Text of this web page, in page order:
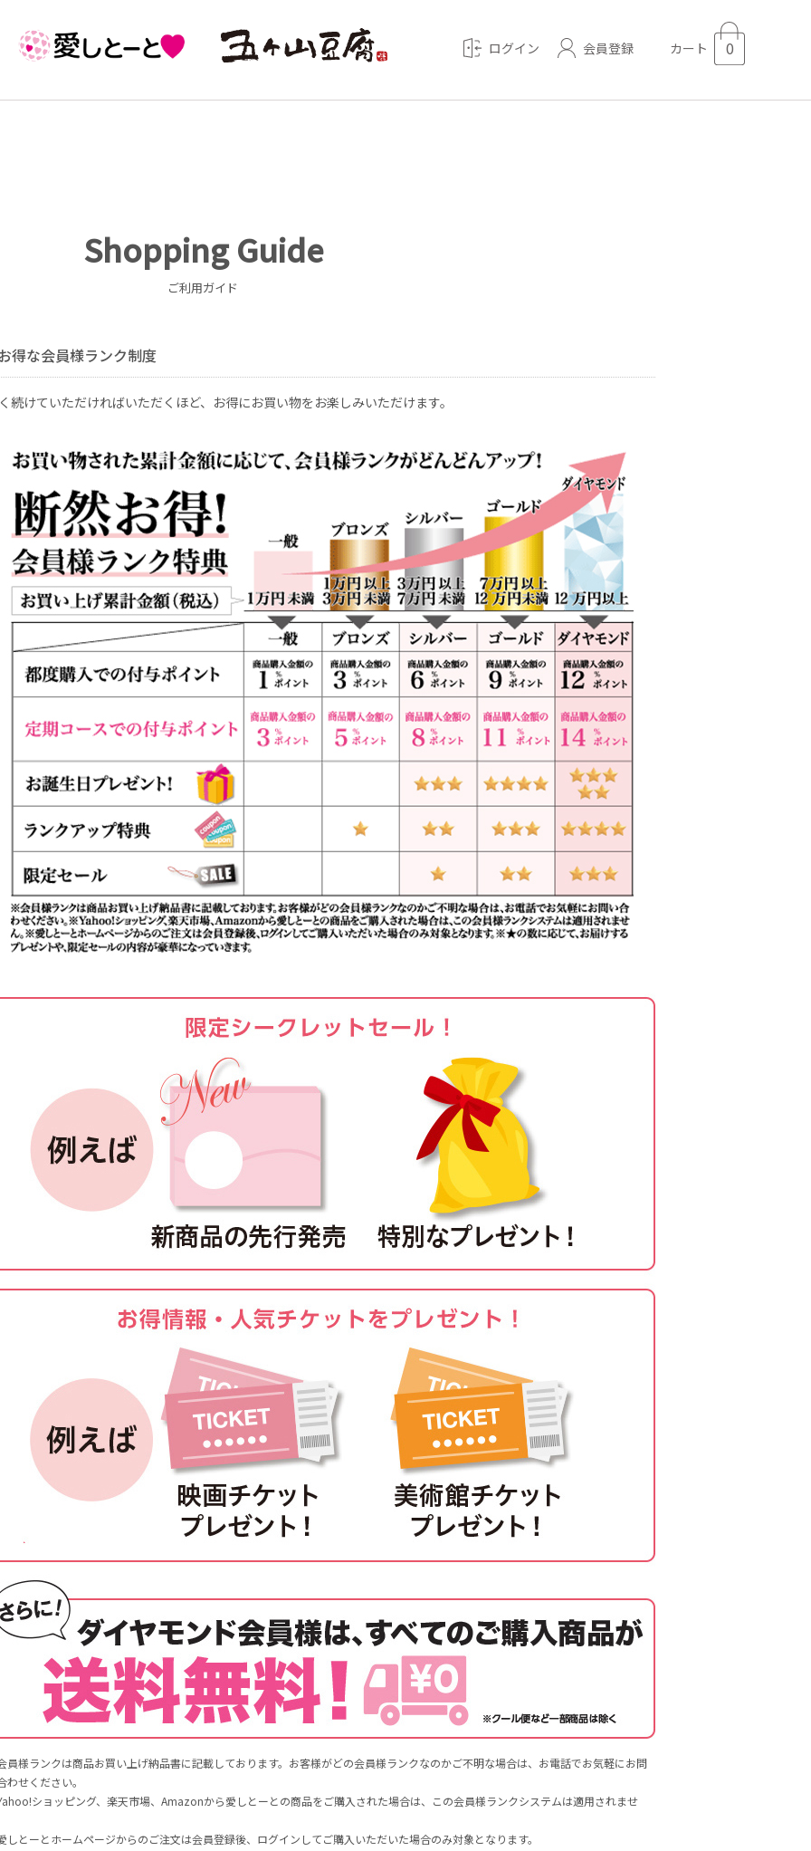
ログイン 会員登録 カート 0
Shopping Guide
ご利用ガイド
得な会員様ランク制度
続けていただければいただくほど、お得にお買い物をお楽しみいただけます。
様ランクは商品お買い上げ納品書に記載しております。お客様がどの会員様ランクなのかご不明な場合は、お電話でお気軽にお問
わせください。
ショッピング、楽天市場、Amazonから愛しとーとの商品をご購入された場合は、この会員様ランクシステムは適用されませ
とーとホームページからのご注文は会員登録後、ログインしてご購入いただいた場合のみ対象となります。